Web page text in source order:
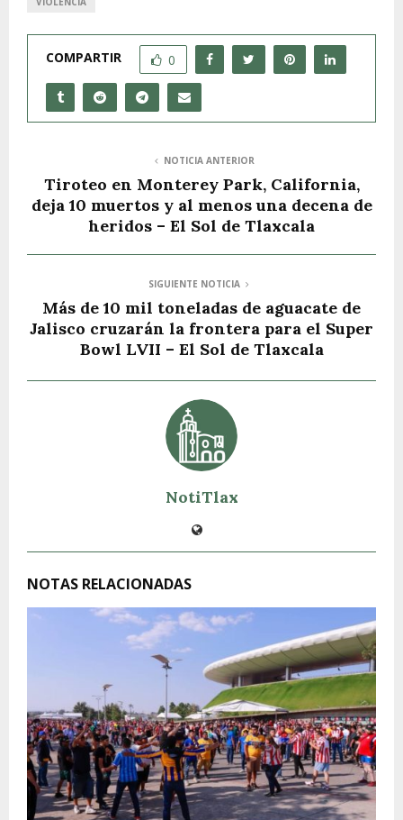
COMPARTIR 0
NOTICIA ANTERIOR
Tiroteo en Monterey Park, California,
deja 10 muertos y al menos una decena de
heridos – El Sol de Tlaxcala
SIGUIENTE NOTICIA
Más de 10 mil toneladas de aguacate de
Jalisco cruzarán la frontera para el Super
Bowl LVII – El Sol de Tlaxcala
NotiTlax
NOTAS RELACIONADAS